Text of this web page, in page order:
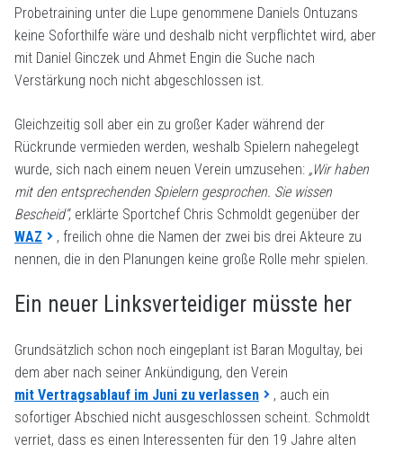
Probetraining unter die Lupe genommene Daniels Ontuzans
keine Soforthilfe wäre und deshalb nicht verpflichtet wird, aber
mit Daniel Ginczek und Ahmet Engin die Suche nach
Verstärkung noch nicht abgeschlossen ist.
Gleichzeitig soll aber ein zu großer Kader während der
Rückrunde vermieden werden, weshalb Spielern nahegelegt
wurde, sich nach einem neuen Verein umzusehen: „Wir haben
mit den entsprechenden Spielern gesprochen. Sie wissen
Bescheid“, erklärte Sportchef Chris Schmoldt gegenüber der
WAZ
, freilich ohne die Namen der zwei bis drei Akteure zu
nennen, die in den Planungen keine große Rolle mehr spielen.
Ein neuer Linksverteidiger müsste her
Grundsätzlich schon noch eingeplant ist Baran Mogultay, bei
dem aber nach seiner Ankündigung, den Verein
mit Vertragsablauf im Juni zu verlassen
, auch ein
sofortiger Abschied nicht ausgeschlossen scheint. Schmoldt
verriet, dass es einen Interessenten für den 19 Jahre alten